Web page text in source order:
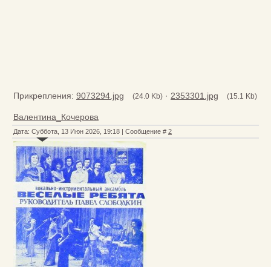
Прикрепления: 9073294.jpg (24.0 Kb) · 2353301.jpg (15.1 Kb)
Валентина_Кочерова
Дата: Суббота, 13 Июн 2026, 19:18 | Сообщение # 2